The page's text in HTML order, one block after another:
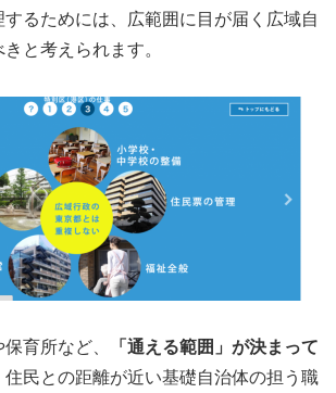
するためには、広範囲に目が届く広域自
と考えられます。
育所など、
「通える範囲」が決まって
住民との距離が近い基礎自治体の担う職